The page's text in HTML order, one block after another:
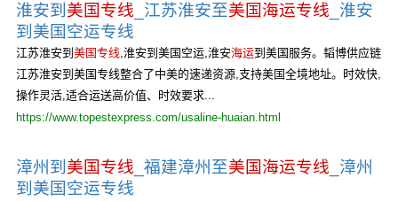
淮安到 美国专线 _江苏淮安至美国海运专线 _淮安
到美国空运专线
江苏淮安到 美国专线,淮安到美国空运,淮安海运到美国服务。韬博供应链
江苏淮安到美国专线整合了中美的速递资源,支持美国全境地址。时效快,
操作灵活,适合运送高价值、时效要求...
https://www.topestexpress.com/usaline-huaian.html
漳州到 美国专线 _福建漳州至美国海运专线 _漳州
到美国空运专线